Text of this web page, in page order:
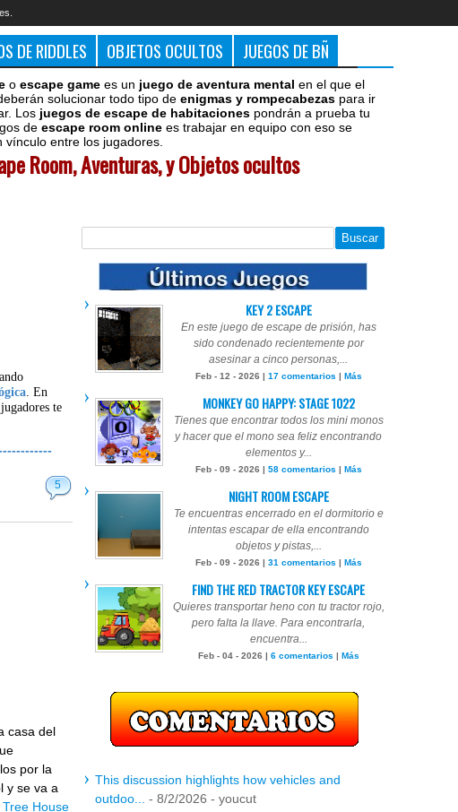
DE RIDDLES OBJETOS OCULTOS JUEGOS DE BÑ
o escape game es un juego de aventura mental en el que el
solucionar todo tipo de enigmas y rompecabezas para ir
Los juegos de escape de habitaciones pondrán a prueba tu
de escape room online es trabajar en equipo con eso se
entre los jugadores.
Room, Aventuras, y Objetos ocultos
. En
te
5
casa del
por la
y se va a
House
KEY 2 ESCAPE
En este juego de escape de prisión, has
sido condenado recientemente por
asesinar a cinco personas,...
Feb - 12 - 2026 | 17 comentarios | Más
MONKEY GO HAPPY: STAGE 1022
Tienes que encontrar todos los mini monos
y hacer que el mono sea feliz encontrando
elementos y...
Feb - 09 - 2026 | 58 comentarios | Más
NIGHT ROOM ESCAPE
Te encuentras encerrado en el dormitorio e
intentas escapar de ella encontrando
objetos y pistas,...
Feb - 09 - 2026 | 31 comentarios | Más
FIND THE RED TRACTOR KEY ESCAPE
Quieres transportar heno con tu tractor rojo,
pero falta la llave. Para encontrarla,
encuentra...
Feb - 04 - 2026 | 6 comentarios | Más
This discussion highlights how vehicles and
outdoo...
- 8/2/2026 - youcut